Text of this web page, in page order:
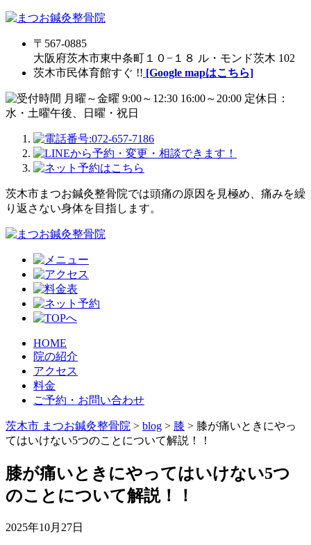
〒567-0885
大阪府茨木市東中条町１０−１８ ル・モンド茨木 102
茨木市民体育館すぐ !! [Google mapはこちら]
茨木市まつお鍼灸整骨院では頭痛の原因を見極め、痛みを繰
り返さない身体を目指します。
HOME
院の紹介
アクセス
料金
ご予約・お問い合わせ
茨木市 まつお鍼灸整骨院 > blog > 膝 > 膝が痛いときにやっ
てはいけない5つのことについて解説！！
膝が痛いときにやってはいけない5つ
のことについて解説！！
2025年10月27日